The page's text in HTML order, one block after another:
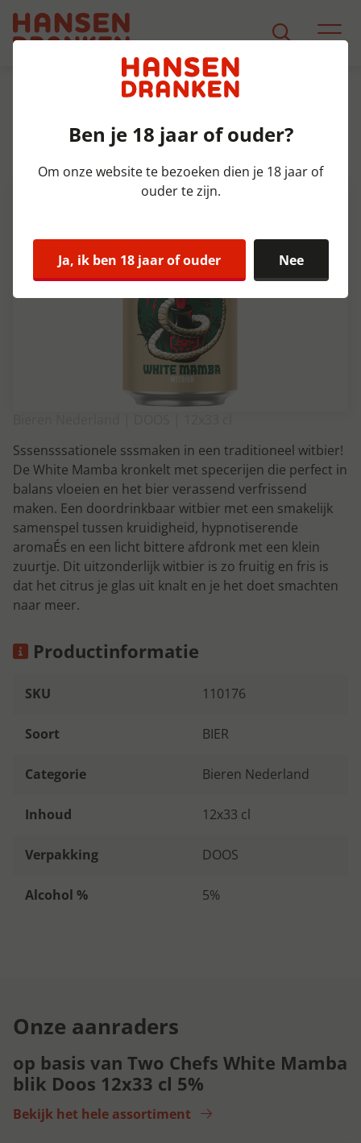
Product Detail
Two Chefs White Mamba blik
Doos 12x33 cl 5%
Sssensssationele sssmaken in een traditioneel witbier!
De White Mamba kronkelt met specerijen die perfect in
balans vloeien en het bier verassend verfrissend
maken. Een doordrinkbaar witbier met een smakelijk
samenspel tussen kruidigheid, hypnotiserende
aromaÉs en een licht bittere afdronk met een klein
zuurtje. Dit uitzonderlijk witbier is zo fruitig en fris is
dat het citrus je glas uit knalt en je het doet smachten
naar meer.
Productinformatie
SKU 110176
Soort BIER
Categorie Bieren Nederland
Inhoud 12x33 cl
Verpakking DOOS
Alcohol % 5%
Onze aanraders
op basis van Two Chefs White Mamba
blik Doos 12x33 cl 5%
Bekijk het hele assortiment
Ben je 18 jaar of ouder?
Om onze website te bezoeken dien je 18 jaar of
ouder te zijn.
Ja, ik ben 18 jaar of ouder Nee